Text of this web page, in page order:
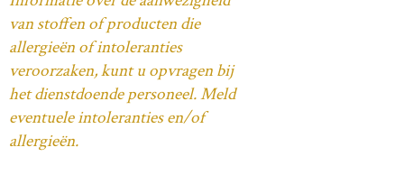
van stoffen of producten die
allergieën of intoleranties
veroorzaken, kunt u opvragen bij
het dienstdoende personeel. Meld
eventuele intoleranties en/of
allergieën.